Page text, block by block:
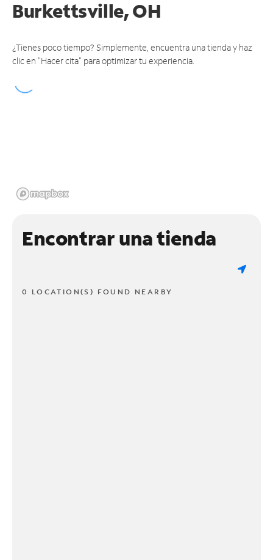
Burkettsville, OH
¿Tienes poco tiempo? Simplemente, encuentra una tienda y haz
clic en "Hacer cita" para optimizar tu experiencia.
Encontrar una tienda
0 LOCATION(S) FOUND NEARBY